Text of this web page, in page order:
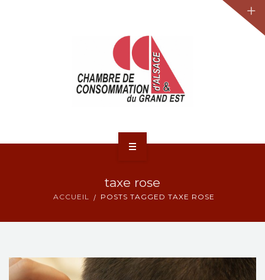
NOS ACTIONS
taxe rose
ACCUEIL POSTS TAGGED TAXE ROSE